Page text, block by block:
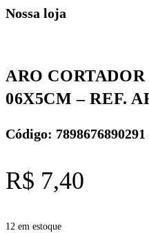
06X5CM
RSPAN
quantidade
Nossa loja
ARO
06X5CM – REF.
Código: 7898676890291
R$ 7,40
12 em estoque